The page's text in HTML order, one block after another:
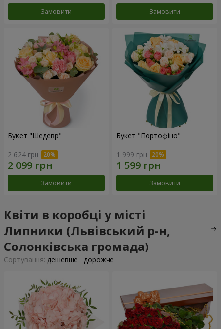
Замовити Замовити
Букет "Шедевр"
2 624 грн
Замовити
Букет "Портофіно"
1 999 грн
Замовити
Квіти в коробці у місті
Липники (Львівський р-н,
Солонківська громада)
Сортування: дешевше дорожче